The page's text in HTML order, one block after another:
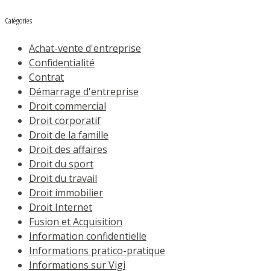
Catégories
Achat-vente d'entreprise
Confidentialité
Contrat
Démarrage d'entreprise
Droit commercial
Droit corporatif
Droit de la famille
Droit des affaires
Droit du sport
Droit du travail
Droit immobilier
Droit Internet
Fusion et Acquisition
Information confidentielle
Informations pratico-pratique
Informations sur Vigi